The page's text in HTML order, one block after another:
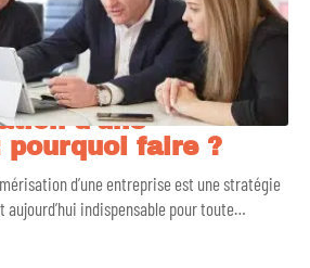
d’une
pourquoi faire ?
d’une entreprise est une stratégie
aujourd’hui indispensable pour toute…